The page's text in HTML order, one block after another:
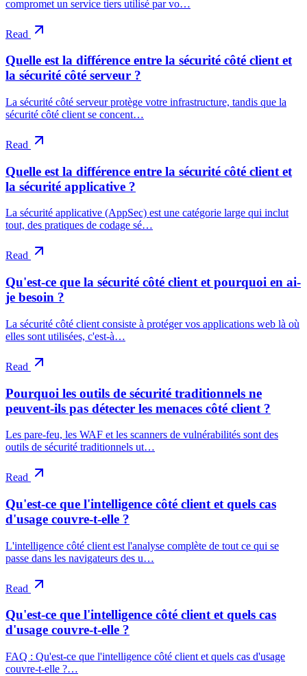
compromet un service tiers utilisé par vo…
Read
Quelle est la différence entre la sécurité côté client et
la sécurité côté serveur ?
La sécurité côté serveur protège votre infrastructure, tandis que la
sécurité côté client se concent…
Read
Quelle est la différence entre la sécurité côté client et
la sécurité applicative ?
La sécurité applicative (AppSec) est une catégorie large qui inclut
tout, des pratiques de codage sé…
Read
Qu'est-ce que la sécurité côté client et pourquoi en ai-
je besoin ?
La sécurité côté client consiste à protéger vos applications web là où
elles sont utilisées, c'est-à…
Read
Pourquoi les outils de sécurité traditionnels ne
peuvent-ils pas détecter les menaces côté client ?
Les pare-feu, les WAF et les scanners de vulnérabilités sont des
outils de sécurité traditionnels ut…
Read
Qu'est-ce que l'intelligence côté client et quels cas
d'usage couvre-t-elle ?
L'intelligence côté client est l'analyse complète de tout ce qui se
passe dans les navigateurs des u…
Read
Qu'est-ce que l'intelligence côté client et quels cas
d'usage couvre-t-elle ?
FAQ : Qu'est-ce que l'intelligence côté client et quels cas d'usage
couvre-t-elle ?…